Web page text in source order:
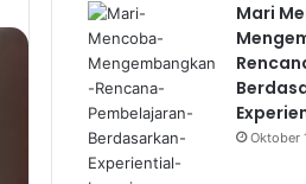
Mari
Oktober